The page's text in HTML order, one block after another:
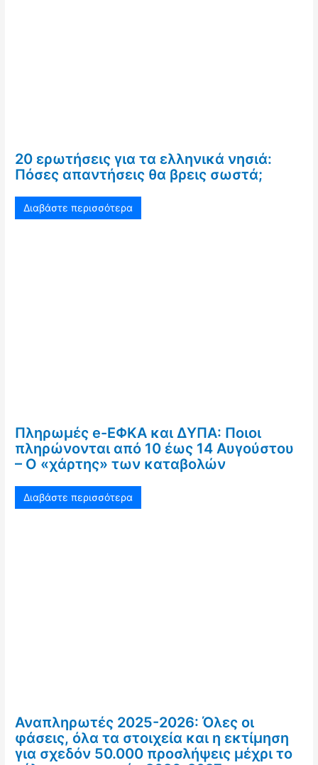
20 ερωτήσεις για τα ελληνικά νησιά:
Πόσες απαντήσεις θα βρεις σωστά;
Διαβάστε περισσότερα
Πληρωμές e-ΕΦΚΑ και ΔΥΠΑ: Ποιοι
πληρώνονται από 10 έως 14 Αυγούστου
– Ο «χάρτης» των καταβολών
Διαβάστε περισσότερα
Αναπληρωτές 2025-2026: Όλες οι
φάσεις, όλα τα στοιχεία και η εκτίμηση
για σχεδόν 50.000 προσλήψεις μέχρι το